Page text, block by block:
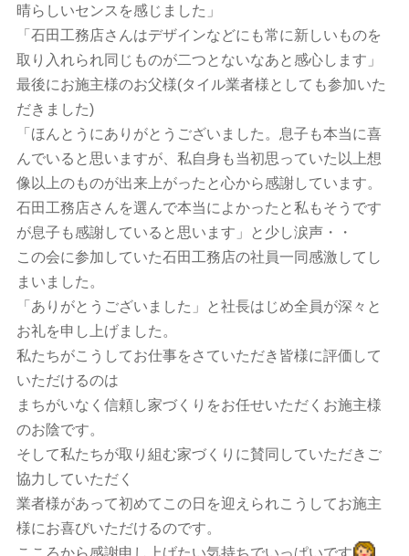
晴らしいセンスを感じました」
「石田工務店さんはデザインなどにも常に新しいものを
取り入れられ同じものが二つとないなあと感心します」
最後にお施主様のお父様(タイル業者様としても参加いた
だきました)
「ほんとうにありがとうございました。息子も本当に喜
んでいると思いますが、私自身も当初思っていた以上想
像以上のものが出来上がったと心から感謝しています。
石田工務店さんを選んで本当によかったと私もそうです
が息子も感謝していると思います」と少し涙声・・
この会に参加していた石田工務店の社員一同感激してし
まいました。
「ありがとうございました」と社長はじめ全員が深々と
お礼を申し上げました。
私たちがこうしてお仕事をさていただき皆様に評価して
いただけるのは
まちがいなく信頼し家づくりをお任せいただくお施主様
のお陰です。
そして私たちが取り組む家づくりに賛同していただきご
協力していただく
業者様があって初めてこの日を迎えられこうしてお施主
様にお喜びいただけるのです。
こころから感謝申し上げたい気持ちでいっぱいです